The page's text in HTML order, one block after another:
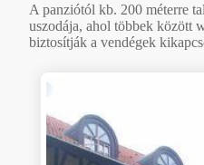
A panziótól kb. 200 méterre
uszodája, ahol többek között
biztosítják a vendégek